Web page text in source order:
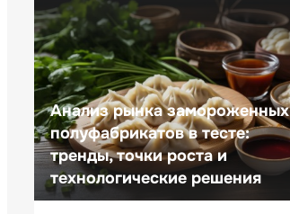
Анализ рынка замороженных
полуфабрикатов в тесте:
тренды, точки роста и
технологические решения